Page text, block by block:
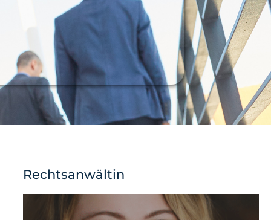
Rechtsanwältin